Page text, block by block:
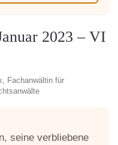
2023 – VI
Fachanwältin für
seine verbliebene